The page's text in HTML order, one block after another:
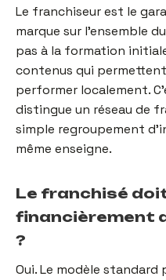
Le franchiseur est le
marque sur l'ensemble
pas à la formation
contenus qui
performer localement.
distingue un réseau de
simple regroupement
même enseigne.
Le franchisé
financièrement
?
Oui. Le modèle